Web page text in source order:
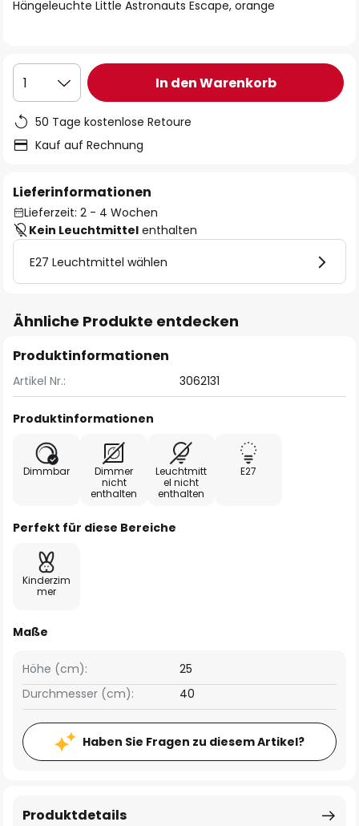
Hängeleuchte Little Astronauts Escape, orange
1 In den Warenkorb
50 Tage kostenlose Retoure
Kauf auf Rechnung
Lieferinformationen
Lieferzeit: 2 - 4 Wochen
Kein Leuchtmittel enthalten
E27 Leuchtmittel wählen
Ähnliche Produkte entdecken
Produktinformationen
Artikel Nr.: 3062131
Produktinformationen
Dimmbar
Dimmer
nicht
enthalten
Leuchtmitt
el nicht
enthalten
E27
Perfekt für diese Bereiche
Kinderzim
mer
Maße
Höhe (cm):
25
Durchmesser (cm):
40
Haben Sie Fragen zu diesem Artikel?
Produktdetails